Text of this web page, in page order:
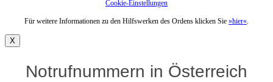
Cookie-Einstellungen
Für weitere Informationen zu den Hilfswerken des Ordens klicken Sie »hier«.
X
Notrufnummern in Österreich